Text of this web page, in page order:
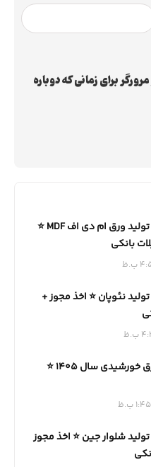
برای زمانی که دوباره
طرح توجیهی تولید ورق ام دی اف MDF ⭐️
بانکی
ب.ظ
نئوپان ⭐️ اخذ مجوز +
ب.ظ
قیمت خرید برق خورشیدی سال 1405 ⭐️
1:45 ب.ظ
شلوار جین ⭐️ اخذ مجوز